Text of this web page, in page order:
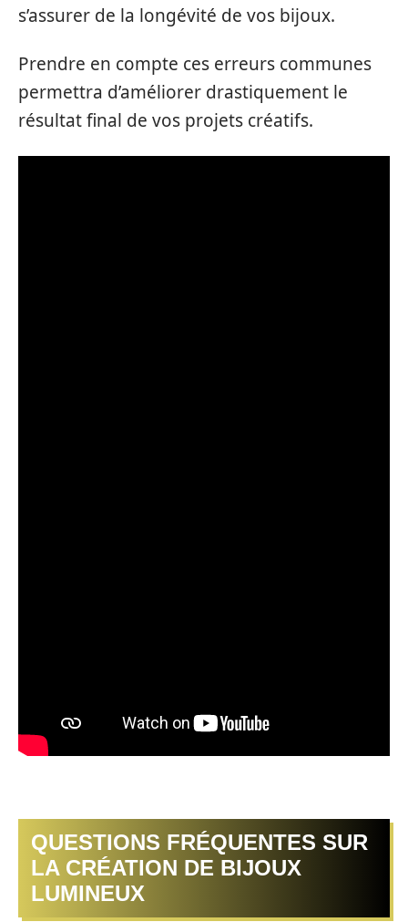
s’assurer de la longévité de vos bijoux.
Prendre en compte ces erreurs communes
permettra d’améliorer drastiquement le
résultat final de vos projets créatifs.
QUESTIONS FRÉQUENTES SUR
LA CRÉATION DE BIJOUX
LUMINEUX